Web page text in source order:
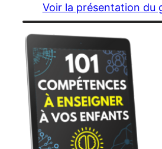
Voir la présentation du